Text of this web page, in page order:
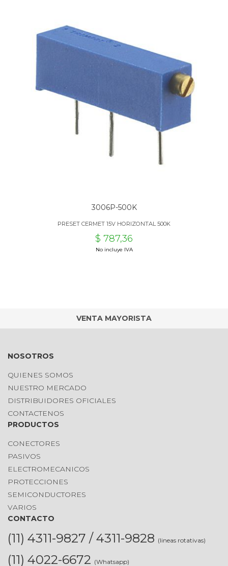
3006P-500K
PRESET CERMET 15V HORIZONTAL 500K
$ 787,36
No incluye IVA
VENTA MAYORISTA
NOSOTROS
QUIENES SOMOS
NUESTRO MERCADO
DISTRIBUIDORES OFICIALES
CONTACTENOS
PRODUCTOS
CONECTORES
PASIVOS
ELECTROMECANICOS
PROTECCIONES
SEMICONDUCTORES
VARIOS
CONTACTO
(11) 4311-9827 / 4311-9828 (lineas rotativas)
(11) 4022-6672 (Whatsapp)